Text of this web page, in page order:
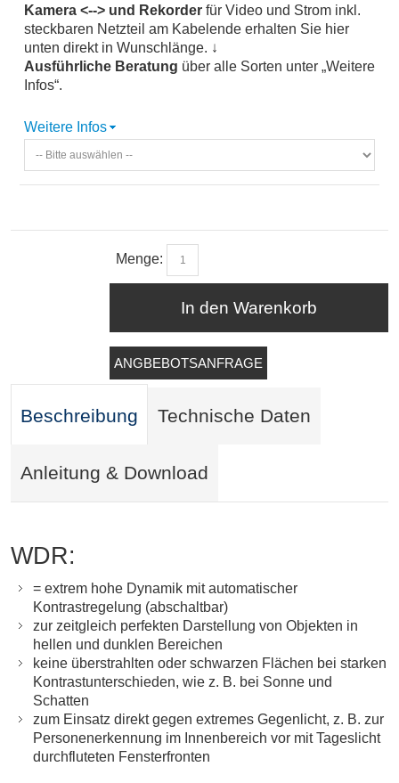
Kamera <--> und Rekorder für Video und Strom inkl.
steckbaren Netzteil am Kabelende erhalten Sie hier
unten direkt in Wunschlänge. ↓
Ausführliche Beratung über alle Sorten unter „Weitere
Infos“.
Weitere Infos
Menge:
In den Warenkorb
ANGBEBOTSANFRAGE
Beschreibung Technische Daten
Anleitung & Download
WDR:
= extrem hohe Dynamik mit automatischer
Kontrastregelung (abschaltbar)
zur zeitgleich perfekten Darstellung von Objekten in
hellen und dunklen Bereichen
keine überstrahlten oder schwarzen Flächen bei starken
Kontrastunterschieden, wie z. B. bei Sonne und
Schatten
zum Einsatz direkt gegen extremes Gegenlicht, z. B. zur
Personenerkennung im Innenbereich vor mit Tageslicht
durchfluteten Fensterfronten